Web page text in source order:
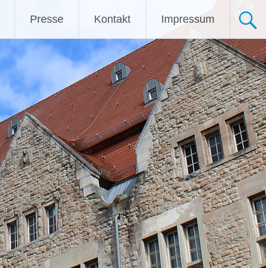
Presse Kontakt Impressum